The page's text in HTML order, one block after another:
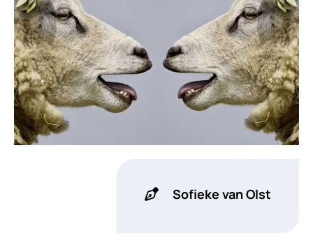
Sofieke van Olst